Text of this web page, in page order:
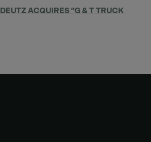
DEUTZ ACQUIRES “G & T TRUCK